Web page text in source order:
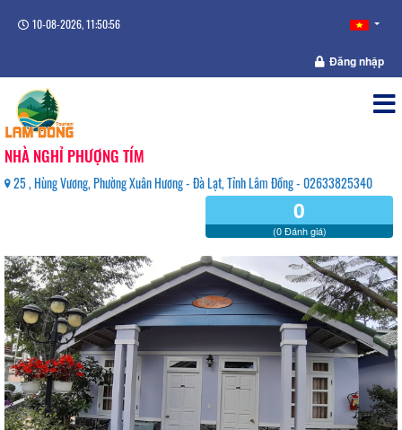
10-08-2026, 11:50:56
Đăng nhập
NHÀ NGHỈ PHƯỢNG TÍM
25 , Hùng Vương, Phường Xuân Hương - Đà Lạt, Tỉnh Lâm Đồng - 02633825340
0
(0 Đánh giá)